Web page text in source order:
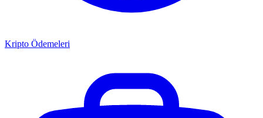
Kripto Ödemeleri